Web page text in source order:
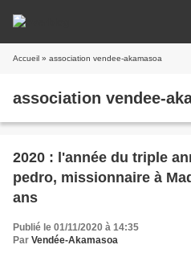
Accueil » association vendee-akamasoa
association vendee-
2020 : l'année du triple
pedro, missionnaire à
ans
Publié le 01/11/2020 à 14:35
Par Vendée-Akamasoa